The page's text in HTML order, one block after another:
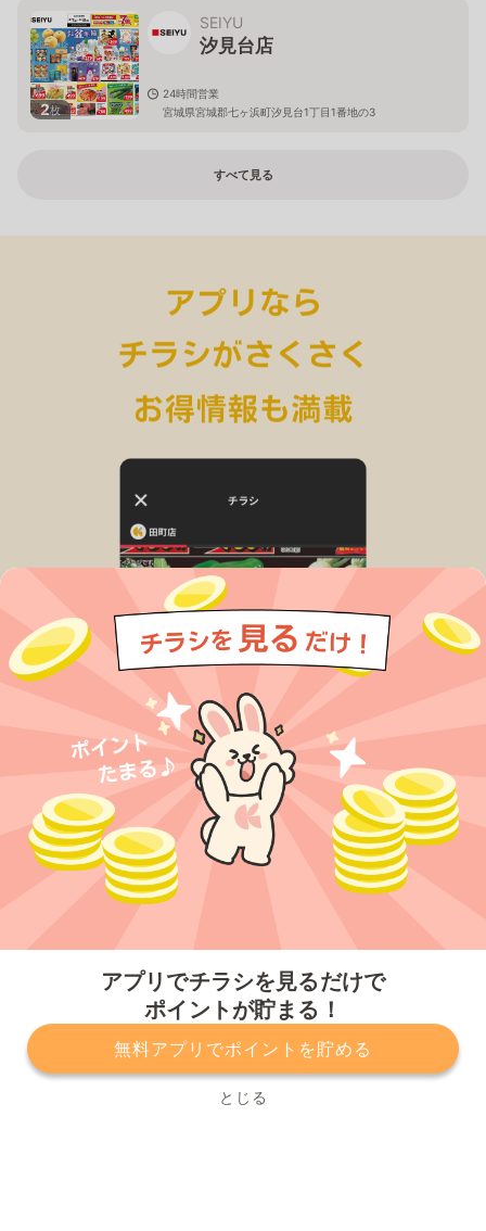
アプリでチラシを見るだけで
ポイントが貯まる！
無料アプリでポイントを貯める
とじる
2枚
SEIYU
汐見台店
24時間営業
宮城県宮城郡七ヶ浜町汐見台1丁目1番地の3
すべて見る
プライバシーポリシー 利用規約
運営会社
サービスに関してのお問い合わせ